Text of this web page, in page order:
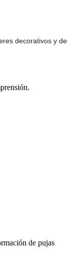
decorativos y de
de pujas